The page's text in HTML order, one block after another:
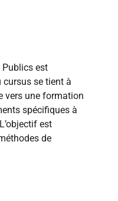
Publics est
cursus se tient à
vers une formation
spécifiques à
est
de